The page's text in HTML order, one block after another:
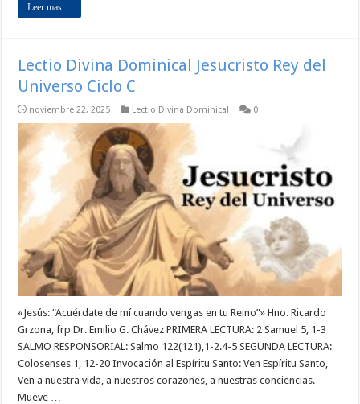
Leer mas ...
Lectio Divina Dominical Jesucristo Rey del
Universo Ciclo C
noviembre 22, 2025 Lectio Divina Dominical 0
«Jesús: “Acuérdate de mí cuando vengas en tu Reino”» Hno. Ricardo
Grzona, frp Dr. Emilio G. Chávez PRIMERA LECTURA: 2 Samuel 5, 1-3
SALMO RESPONSORIAL: Salmo 122(121),1-2.4-5 SEGUNDA LECTURA:
Colosenses 1, 12-20 Invocación al Espíritu Santo: Ven Espíritu Santo,
Ven a nuestra vida, a nuestros corazones, a nuestras conciencias.
Mueve …